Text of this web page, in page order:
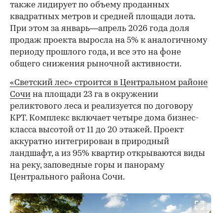
также лидирует по объему проданных
квадратных метров и средней площади лота.
При этом за январь—апрель 2026 года доля
продаж проекта выросла на 5% к аналогичному
периоду прошлого года, и все это на фоне
общего снижения рыночной активности.
«Светский лес» строится в Центральном районе
Сочи на площади 23 га в окружении
реликтового леса и реализуется по договору
КРТ. Комплекс включает четыре дома бизнес-
класса высотой от 11 до 20 этажей. Проект
аккуратно интегрирован в природный
ландшафт, а из 95% квартир открываются виды
на реку, заповедные горы и панораму
Центрального района Сочи.